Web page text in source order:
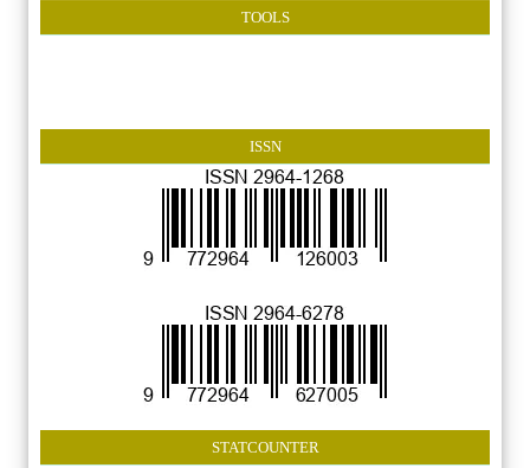
TOOLS
ISSN
STATCOUNTER